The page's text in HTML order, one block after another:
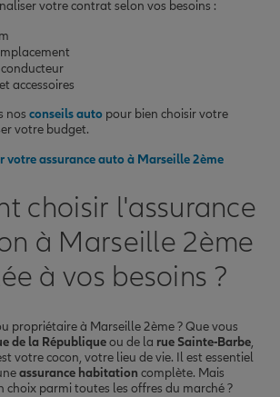
votre contrat selon vos besoins :
accessoires
nos conseils auto pour bien choisir votre
votre budget.
assurance auto à Marseille 2ème
choisir l'assurance
à Marseille 2ème
à vos besoins ?
propriétaire à Marseille 2ème ? Que vous
de la Républiqueou de la rue Sainte-Barbe,
votre cocon, votre lieu de vie. Il est essentiel
assurance habitation complète. Mais
choix parmi toutes les offres du marché ?